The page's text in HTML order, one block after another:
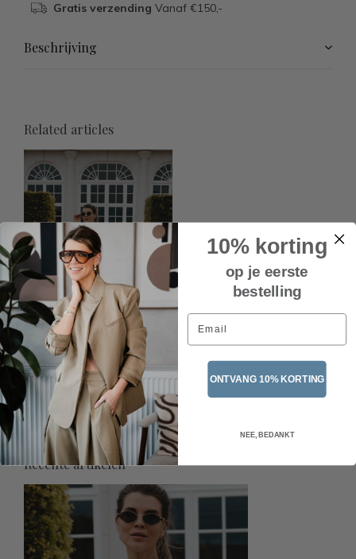
Gratis verzending Vanaf €150,-
Beschrijving
Related articles
Fien satijnen losse broek –
Black
€44,95
Incl. btw
Recente artikelen
10% korting
op je eerste
bestelling
Email
ONTVANG 10% KORTING
NEE, BEDANKT